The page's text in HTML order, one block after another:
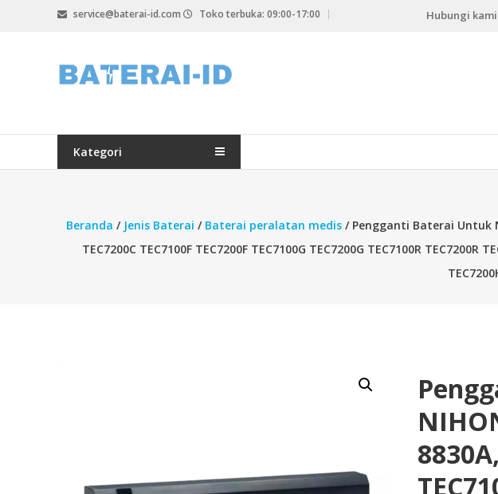
service@baterai-id.com Toko terbuka: 09:00-17:00 Hubungi kami
bateria-
id.com
Kategori
Beranda / Jenis Baterai / Baterai peralatan medis/ Pengganti Baterai Untuk
TEC7200C TEC7100F TEC7200F TEC7100G TEC7200G TEC7100R TEC7200R